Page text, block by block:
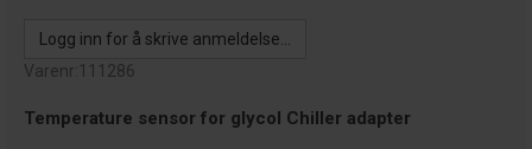
Logg inn for å skrive anmeldelse...
Varenr:111286
Temperature sensor for glycol Chiller adapter